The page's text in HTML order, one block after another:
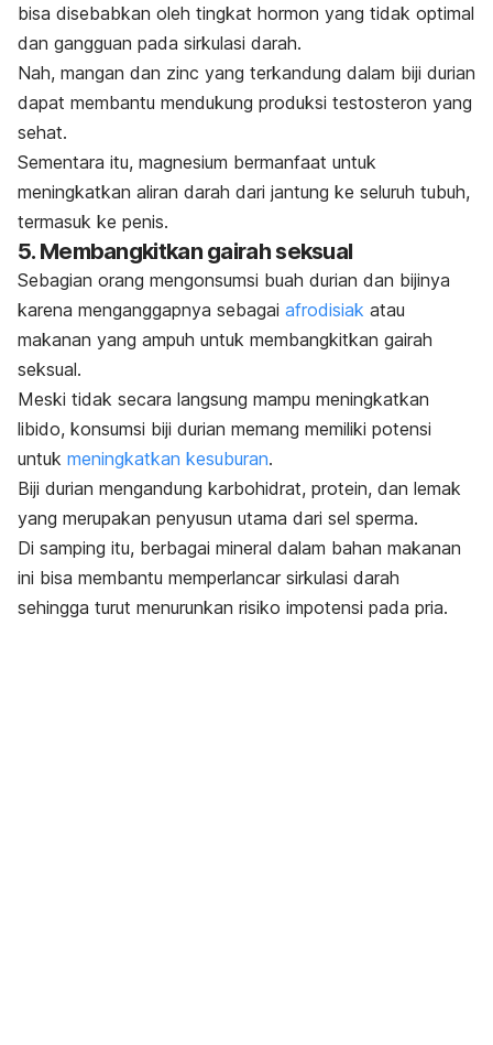
bisa disebabkan oleh tingkat hormon yang tidak optimal
dan gangguan pada sirkulasi darah.
Nah, mangan dan zinc yang terkandung dalam biji durian
dapat membantu mendukung produksi testosteron yang
sehat.
Sementara itu, magnesium bermanfaat untuk
meningkatkan aliran darah dari jantung ke seluruh tubuh,
termasuk ke penis.
5. Membangkitkan gairah seksual
Sebagian orang mengonsumsi buah durian dan bijinya
karena menganggapnya sebagai afrodisiak atau
makanan yang ampuh untuk membangkitkan gairah
seksual.
Meski tidak secara langsung mampu meningkatkan
libido, konsumsi biji durian memang memiliki potensi
untuk meningkatkan kesuburan.
Biji durian mengandung karbohidrat, protein, dan lemak
yang merupakan penyusun utama dari sel sperma.
Di samping itu, berbagai mineral dalam bahan makanan
ini bisa membantu memperlancar sirkulasi darah
sehingga turut menurunkan risiko impotensi pada pria.